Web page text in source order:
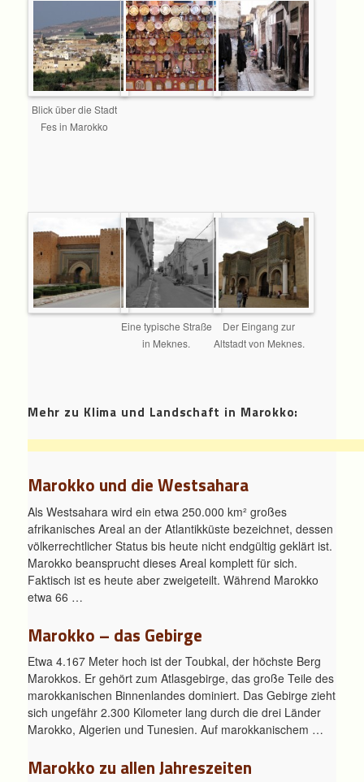
Blick über die Stadt
Fes in Marokko
Eine typische Straße
in Meknes.
Der Eingang zur
Altstadt von Meknes.
Mehr zu Klima und Landschaft in Marokko:
Marokko und die Westsahara
Als Westsahara wird ein etwa 250.000 km² großes
afrikanisches Areal an der Atlantikküste bezeichnet, dessen
völkerrechtlicher Status bis heute nicht endgültig geklärt ist.
Marokko beansprucht dieses Areal komplett für sich.
Faktisch ist es heute aber zweigeteilt. Während Marokko
etwa 66 …
Marokko – das Gebirge
Etwa 4.167 Meter hoch ist der Toubkal, der höchste Berg
Marokkos. Er gehört zum Atlasgebirge, das große Teile des
marokkanischen Binnenlandes dominiert. Das Gebirge zieht
sich ungefähr 2.300 Kilometer lang durch die drei Länder
Marokko, Algerien und Tunesien. Auf marokkanischem …
Marokko zu allen Jahreszeiten